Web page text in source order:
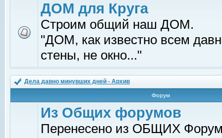
ДОМ для Круга
Строим общий наш ДОМ.
"ДОМ, как известно всем
стены, не окно..."
Дела давно минувших дней - Архив
Форум
Из Общих форумов
Перенесено из ОБЩИХ